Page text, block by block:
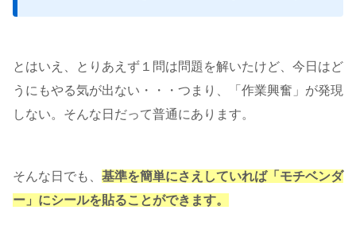
とはいえ、とりあえず１問は問題を解いたけど、今日はど
うにもやる気が出ない・・・つまり、「作業興奮」が発現
しない。そんな日だって普通にあります。
そんな日でも、 基準を簡単にさえしていれば「モチベンダ
ー」にシールを貼ることができます。